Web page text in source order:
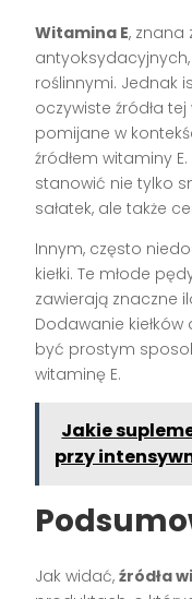
Witamina E, znana
roślinnymi. Jednak
oczywiste źródła
pomijane w
źródłem witaminy
stanowić nie tylko
sałatek, ale także
Innym, często
kiełki. Te młode
zawierają znaczne
Dodawanie
być prostym
witaminę E.
Jakie
przy
Jak widać,źródła